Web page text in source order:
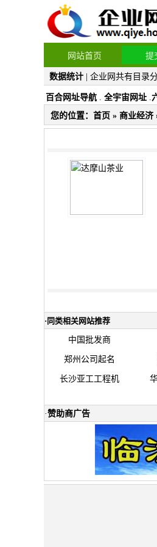
网站首页 提
数据统计 | 企业网共有目录
百合网址导航 . 全宇宙网址 .
您的位置： 首页 » 商业经济
· 同类相关网站推荐
中国批发商
郑州公司起名
长沙亚工工程机
·赞助商广告